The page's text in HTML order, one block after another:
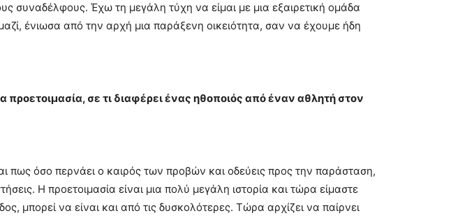
συναδέλφους. Έχω τη μεγάλη τύχη να είμαι με μια εξαιρετική ομάδα
ένιωσα από την αρχή μια παράξενη οικειότητα, σαν να έχουμε ήδη
σε τι διαφέρει ένας ηθοποιός από έναν αθλητή στον
πως όσο περνάει ο καιρός των προβών και οδεύεις προς την παράσταση,
Η προετοιμασία είναι μια πολύ μεγάλη ιστορία και τώρα είμαστε
μπορεί να είναι και από τις δυσκολότερες. Τώρα αρχίζει να παίρνει